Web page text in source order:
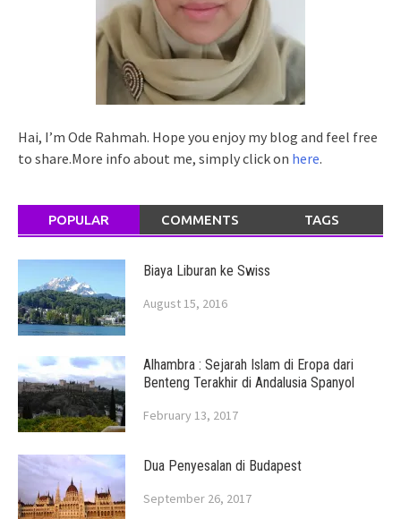
Hai, I’m Ode Rahmah. Hope you enjoy my blog and feel free
to share.More info about me, simply click on here.
POPULAR COMMENTS TAGS
Biaya Liburan ke Swiss
August 15, 2016
Alhambra : Sejarah Islam di Eropa dari
Benteng Terakhir di Andalusia Spanyol
February 13, 2017
Dua Penyesalan di Budapest
September 26, 2017